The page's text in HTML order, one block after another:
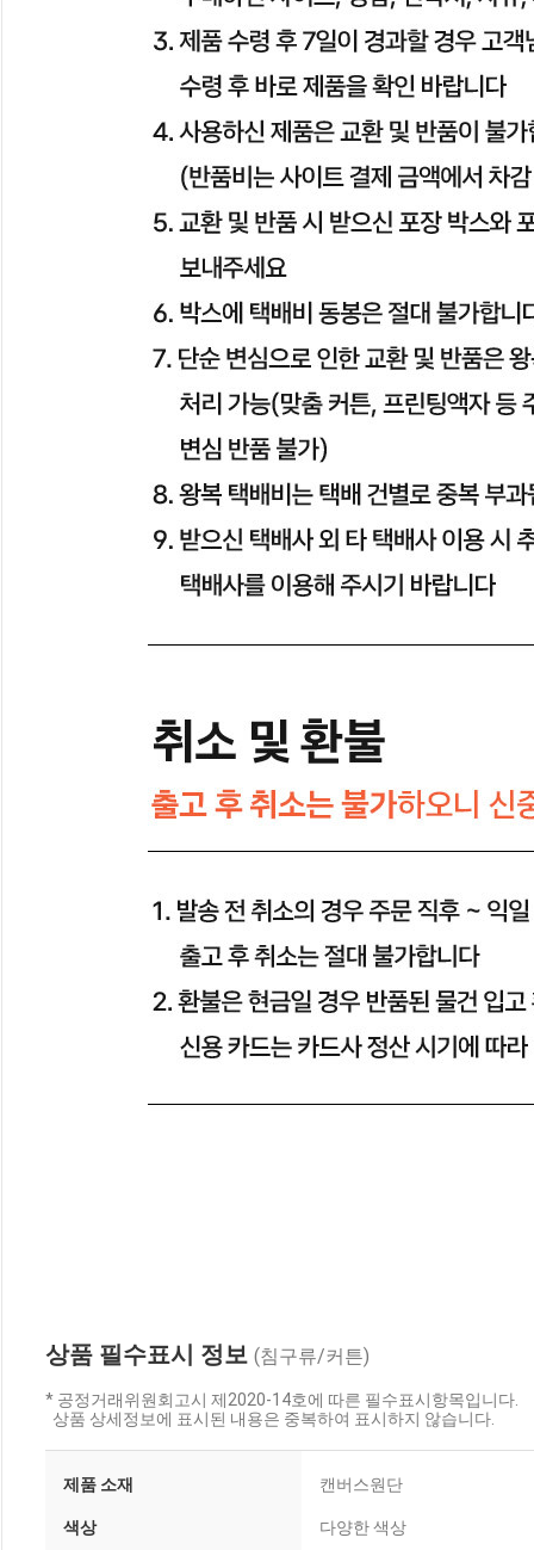
상품 필수표시 정보 (침구류/커튼)
* 공정거래위원회고시 제2020-14호에 따른 필수표시항목입니다.
상품 상세정보에 표시된 내용은 중복하여 표시하지 않습니다.
제품 소재 캔버스원단
색상 다양한 색상